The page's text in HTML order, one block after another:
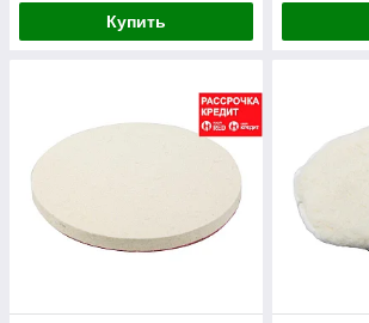
Купить